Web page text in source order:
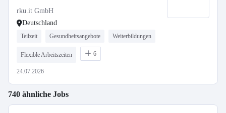
rku.it GmbH
Deutschland
Teilzeit Gesundheitsangebote Weiterbildungen
Flexible Arbeitszeiten 6
24.07.2026
740 ähnliche Jobs